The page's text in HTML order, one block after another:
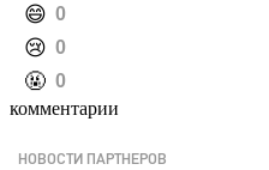
️😄 0
️😢 0
️🤬 0
комментарии